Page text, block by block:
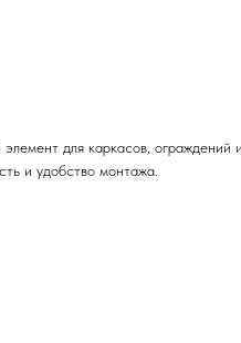
для каркасов, ограждений
и удобство монтажа.